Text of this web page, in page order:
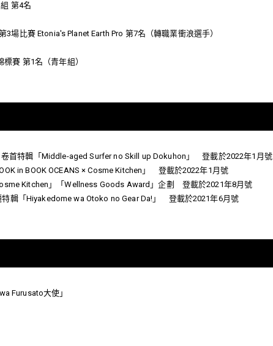
第4名
3場比賽 Etonia's Planet Earth Pro 第7名（轉職業衝浪選手）
標賽 第1名（青年組）
首特輯「Middle-aged Surfer no Skill up Dokuhon」 登載於2022年1月號
in BOOK OCEANS × Cosme Kitchen」 登載於2022年1月號
Kitchen」「Wellness Goods Award」企劃 登載於2021年8月號
輯「Hiyakedome wa Otoko no Gear Da!」 登載於2021年6月號
Furusato大使」